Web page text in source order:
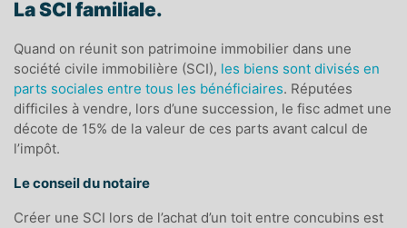
La SCI familiale.
Quand on réunit son patrimoine immobilier dans une
société civile immobilière (SCI), les biens sont divisés en
parts sociales entre tous les bénéficiaires. Réputées
difficiles à vendre, lors d’une succession, le fisc admet une
décote de 15% de la valeur de ces parts avant calcul de
l’impôt.
Le conseil du notaire
Créer une SCI lors de l’achat d’un toit entre concubins est